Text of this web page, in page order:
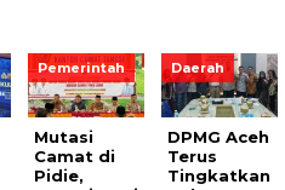
Pemerintah
Mutasi
Camat di
Pidie,
Daerah
DPMG Aceh
Terus
Tingkatkan